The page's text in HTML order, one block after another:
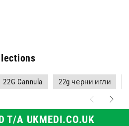
22G Cannula 22g черни игли
T/A UKMEDI.CO.UK